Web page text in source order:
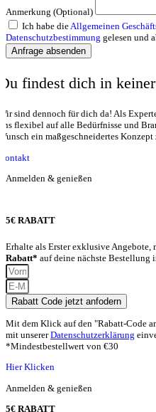
Anmerkung (Optional)
Ich habe dieAllgemeinen
Datenschutzbestimmung gelesen und
Anfrage absenden
findest dich in
sind dennoch für dich da! Als
flexibel auf alle Bedürfnisse und
ein maßgeschneidertes Konzept
Anmelden & genießen
5€ RABATT
Erhalte als Erster exklusive Angebote,
Rabatt* auf deine nächste Bestellung
Rabatt Code jetzt anfodern
Mit dem Klick auf den "Rabatt-Code
mit unsererDatenschutzerklärung
*Mindestbestellwert von €30
Hier Klicken
Anmelden & genießen
5€ RABATT